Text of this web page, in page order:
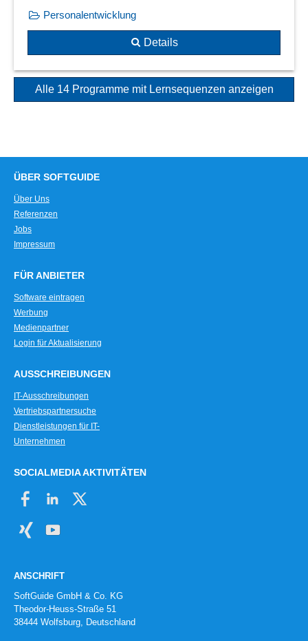
Personalentwicklung
Details
Alle 14 Programme mit Lernsequenzen anzeigen
ÜBER SOFTGUIDE
Über Uns
Referenzen
Jobs
Impressum
FÜR ANBIETER
Software eintragen
Werbung
Medienpartner
Login für Aktualisierung
AUSSCHREIBUNGEN
IT-Ausschreibungen
Vertriebspartnersuche
Dienstleistungen für IT-
Unternehmen
SOCIALMEDIA AKTIVITÄTEN
ANSCHRIFT
SoftGuide GmbH & Co. KG
Theodor-Heuss-Straße 51
38444 Wolfsburg, Deutschland